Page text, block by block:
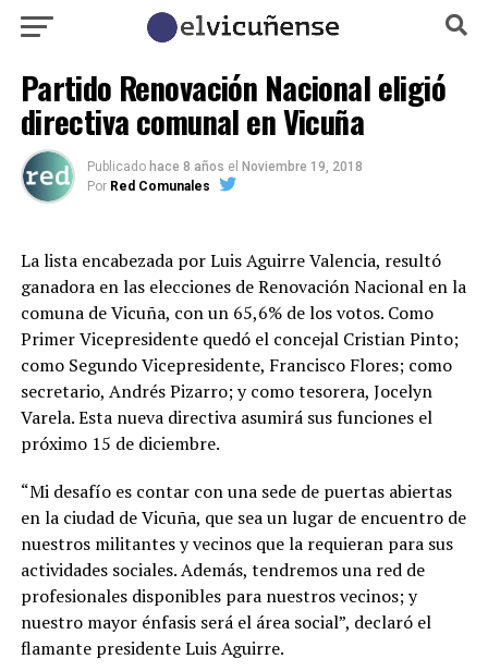
Partido Renovación Nacional eligió
directiva comunal en Vicuña
Publicado hace 8 años el Noviembre 19, 2018
Por Red Comunales
La lista encabezada por Luis Aguirre Valencia, resultó
ganadora en las elecciones de Renovación Nacional en la
comuna de Vicuña, con un 65,6% de los votos. Como
Primer Vicepresidente quedó el concejal Cristian Pinto;
como Segundo Vicepresidente, Francisco Flores; como
secretario, Andrés Pizarro; y como tesorera, Jocelyn
Varela. Esta nueva directiva asumirá sus funciones el
próximo 15 de diciembre.
“Mi desafío es contar con una sede de puertas abiertas
en la ciudad de Vicuña, que sea un lugar de encuentro de
nuestros militantes y vecinos que la requieran para sus
actividades sociales. Además, tendremos una red de
profesionales disponibles para nuestros vecinos; y
nuestro mayor énfasis será el área social”, declaró el
flamante presidente Luis Aguirre.